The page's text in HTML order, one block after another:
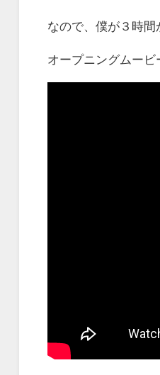
なので、僕が３時間
オープニングムービ